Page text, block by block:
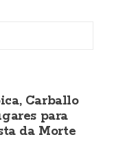
Carballo
para
da Morte